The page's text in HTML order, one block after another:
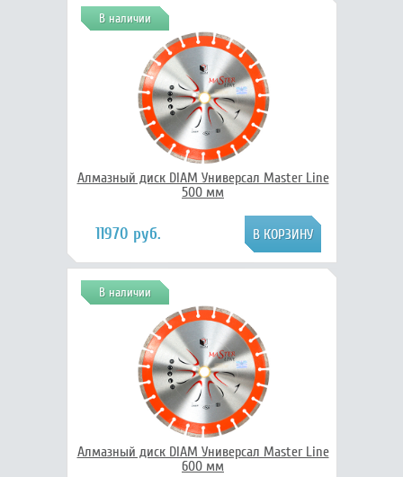
В наличии
Алмазный диск DIAM Универсал Master Line
500 мм
11970 руб.
В наличии
Алмазный диск DIAM Универсал Master Line
600 мм